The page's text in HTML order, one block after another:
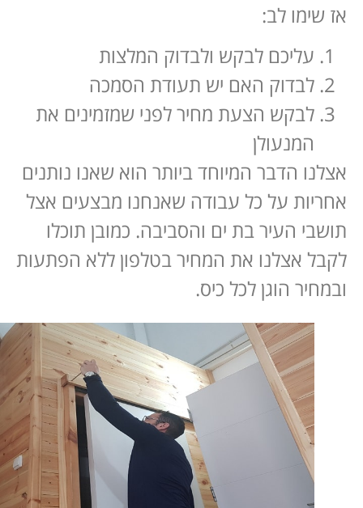
אז שימו לב:
עליכם לבקש ולבדוק המלצות
לבדוק האם יש תעודת הסמכה
לבקש הצעת מחיר לפני שמזמינים את
המנעולן
אצלנו הדבר המיוחד ביותר הוא שאנו נותנים
אחריות על כל עבודה שאנחנו מבצעים אצל
תושבי העיר בת ים והסביבה. כמובן תוכלו
לקבל אצלנו את המחיר בטלפון ללא הפתעות
ובמחיר הוגן לכל כיס.